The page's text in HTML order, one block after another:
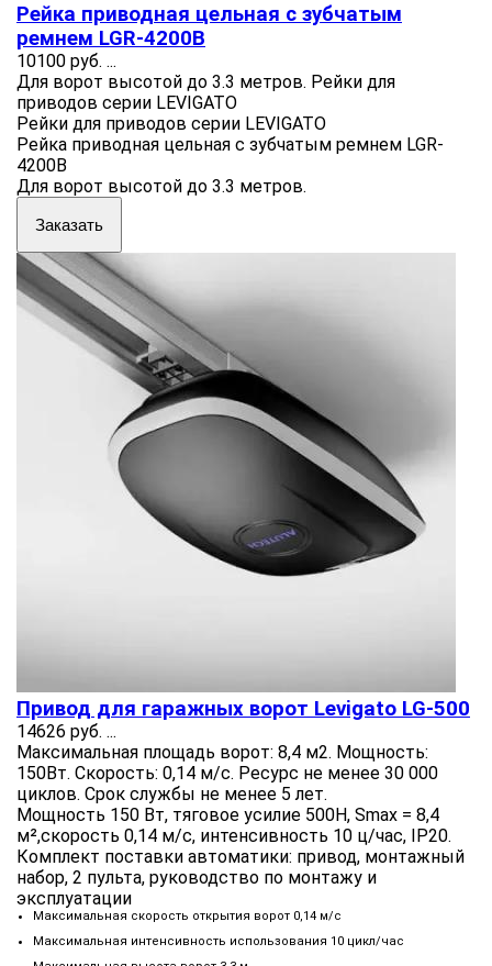
Рейка приводная цельная с зубчатым
ремнем LGR-4200B
10100 руб. ...
Для ворот высотой до 3.3 метров. Рейки для
приводов серии LEVIGATO
Рейки для приводов серии LEVIGATO
Рейка приводная цельная с зубчатым ремнем LGR-
4200B
Для ворот высотой до 3.3 метров.
Заказать
Привод для гаражных ворот Levigato LG-500
14626 руб. ...
Максимальная площадь ворот: 8,4 м2. Мощность:
150Вт. Скорость: 0,14 м/с. Ресурс не менее 30 000
циклов. Срок службы не менее 5 лет.
Мощность 150 Вт, тяговое усилие 500Н, Smax = 8,4
м²,скорость 0,14 м/с, интенсивность 10 ц/час, IP20.
Комплект поставки автоматики: привод, монтажный
набор, 2 пульта, руководство по монтажу и
эксплуатации
Максимальная скорость открытия ворот 0,14 м/с
Максимальная интенсивность использования 10 цикл/час